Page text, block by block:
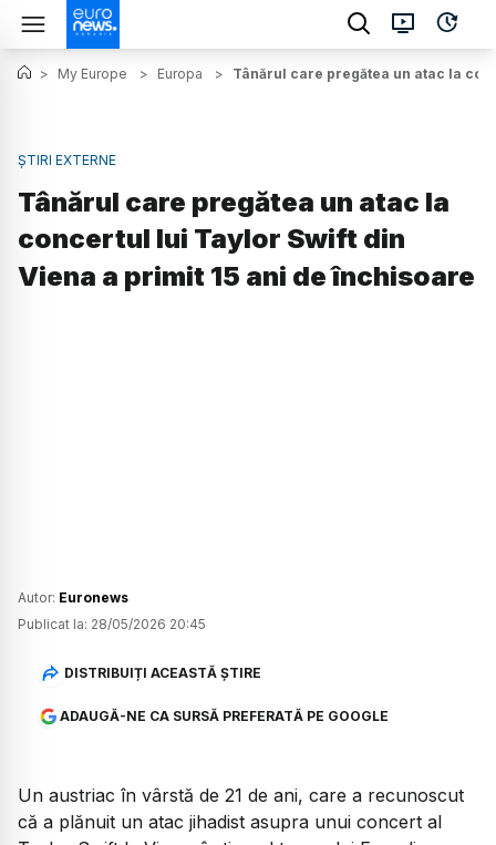
> My Europe > Europa > Tânărul care pregătea un atac la
ȘTIRI EXTERNE
Tânărul care pregătea un atac la
concertul lui Taylor Swift din
Viena a primit 15 ani de închisoare
Autor: Euronews
Publicat la: 28/05/2026 20:45
DISTRIBUIȚI ACEASTĂ ȘTIRE
ADAUGĂ-NE CA SURSĂ PREFERATĂ PE GOOGLE
Un austriac în vârstă de 21 de ani, care a recunoscut
că a plănuit un atac jihadist asupra unui concert al